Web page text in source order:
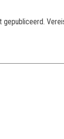
gepubliceerd.